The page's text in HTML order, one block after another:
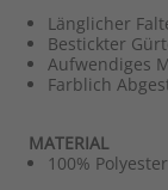
Länglicher
Bestickter
Aufwendiges
Farblich
MATERIAL
100% Polyester